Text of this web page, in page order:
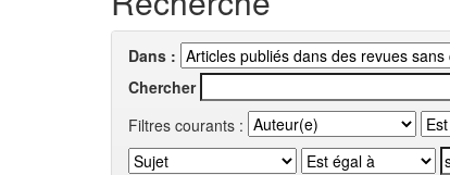
Dans :
Chercher
Filtres courants :